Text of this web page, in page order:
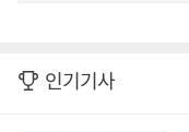
인기기사